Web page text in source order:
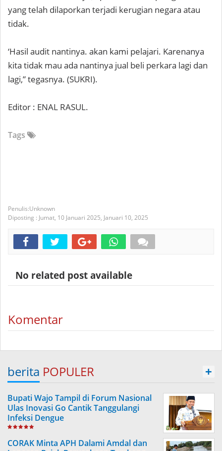
yang telah dilaporkan terjadi kerugian negara atau
tidak.
‘Hasil audit nantinya. akan kami pelajari. Karenanya
kita tidak mau ada nantinya jual beli perkara lagi dan
lagi,” tegasnya. (SUKRI).
Editor : ENAL RASUL.
Tags
Unknown
Diposting : Jumat, 10 Januari 2025, Januari 10, 2025
No related post available
Komentar
berita POPULER +
Bupati Wajo Tampil di Forum Nasional
Ulas Inovasi Go Cantik Tanggulangi
Infeksi Dengue
CORAK Minta APH Dalami Amdal dan